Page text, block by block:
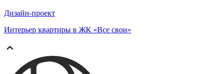
Дизайн-проект
Интерьер квартиры в ЖК «Все свои»